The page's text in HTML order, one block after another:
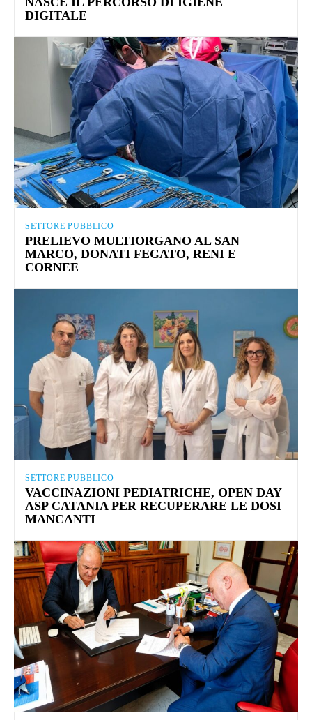
DIGITALE
SETTORE PUBBLICO
PRELIEVO MULTIORGANO AL SAN
MARCO, DONATI FEGATO, RENI E
CORNEE
SETTORE PUBBLICO
VACCINAZIONI PEDIATRICHE, OPEN DAY
ASP CATANIA PER RECUPERARE LE DOSI
MANCANTI